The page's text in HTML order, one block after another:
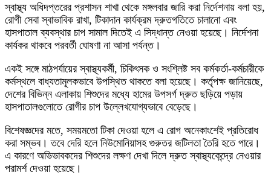
স্বাস্থ্য অধিদপ্তরের প্রশাসন শাখা থেকে মঙ্গলবার জারি করা নির্দেশনায় বলা হয়,
রোগী সেবা স্বাভাবিক রাখা, টিকাদান কার্যক্রম দ্রুতগতিতে চালানো এবং
হাসপাতাল ব্যবস্থার চাপ সামাল দিতেই এ সিদ্ধান্ত নেওয়া হয়েছে। নির্দেশনা
কার্যকর থাকবে পরবর্তী ঘোষণা না আসা পর্যন্ত।
একই সঙ্গে মাঠপর্যায়ের স্বাস্থ্যকর্মী, চিকিৎসক ও সংশ্লিষ্ট সব কর্মকর্তা-কর্মচারীকে
কর্মস্থলে বাধ্যতামূলকভাবে উপস্থিত থাকতে বলা হয়েছে। কর্তৃপক্ষ জানিয়েছে,
দেশের বিভিন্ন এলাকায় শিশুদের মধ্যে হামের উপসর্গ দ্রুত ছড়িয়ে পড়ায়
হাসপাতালগুলোতে রোগীর চাপ উল্লেখযোগ্যভাবে বেড়েছে।
বিশেষজ্ঞদের মতে, সময়মতো টিকা দেওয়া হলে এ রোগ অনেকাংশেই প্রতিরোধ
করা সম্ভব। তবে দেরি হলে নিউমোনিয়াসহ গুরুতর জটিলতা তৈরি হতে পারে।
এ কারণে অভিভাবকদের শিশুদের লক্ষণ দেখা দিলে দ্রুত স্বাস্থ্যকেন্দ্রে নেওয়ার
পরামর্শ দেওয়া হয়েছে।